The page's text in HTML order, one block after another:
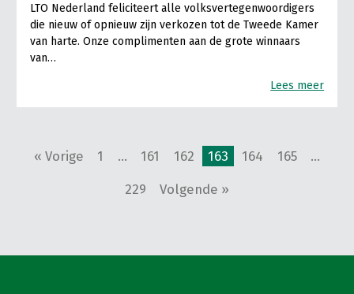
LTO Nederland feliciteert alle volksvertegenwoordigers
die nieuw of opnieuw zijn verkozen tot de Tweede Kamer
van harte. Onze complimenten aan de grote winnaars
van…
Lees meer
« Vorige 1 … 161 162 163 164 165 …
229 Volgende »